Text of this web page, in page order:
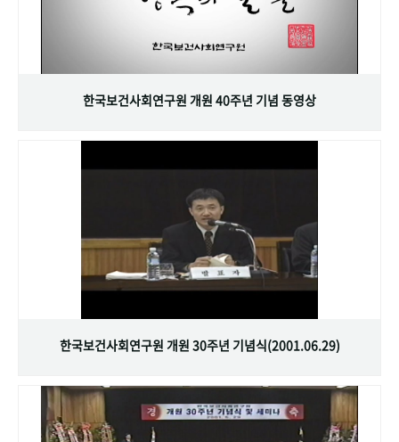
한국보건사회연구원 개원 40주년 기념 동영상
한국보건사회연구원 개원 30주년 기념식(2001.06.29)